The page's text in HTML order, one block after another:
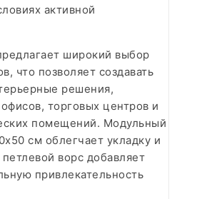
активной
широкий выбор
что позволяет создавать
решения,
торговых центров и
помещений. Модульный
см облегчает укладку и
ворс добавляет
привлекательность